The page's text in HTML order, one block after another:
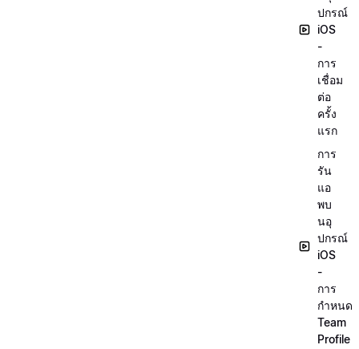
ปกรณ์
iOS
-
การ
เชื่อม
ต่อ
ครั้ง
แรก
การ
รัน
แอ
พบ
นอุ
ปกรณ์
iOS
-
การ
กำหนด
Team
Profile